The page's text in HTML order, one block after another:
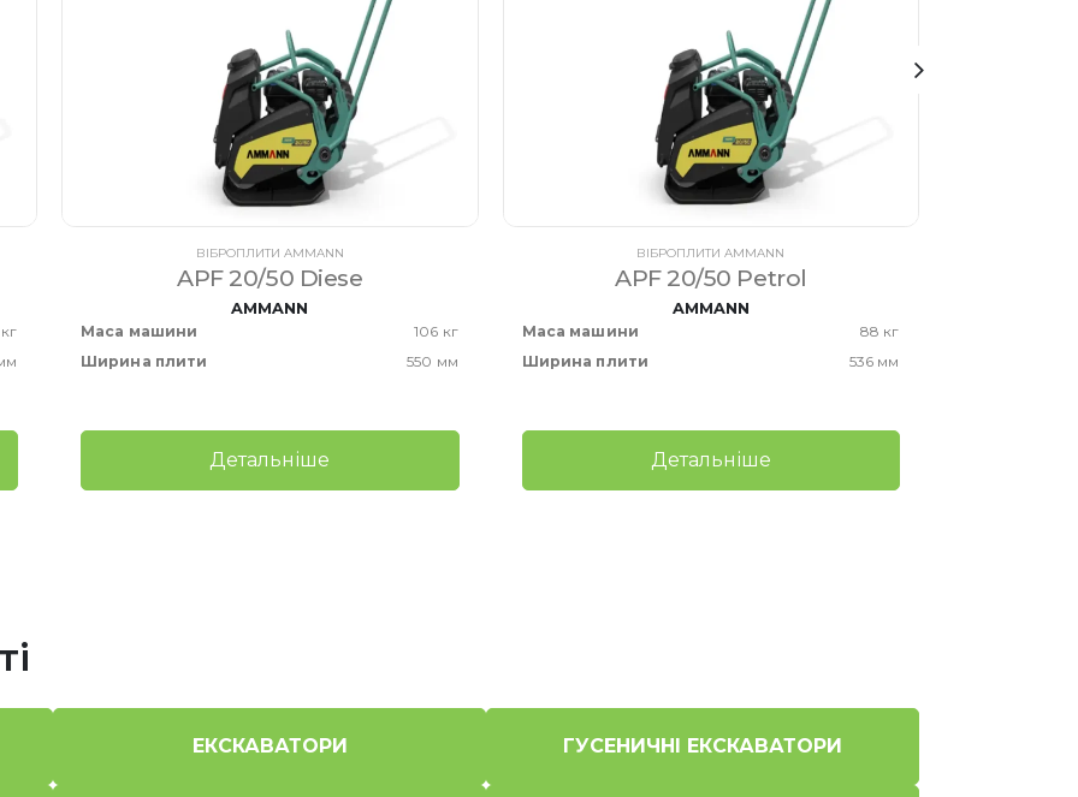
ВІБРОПЛИТИ AMMANN
APF 20/50 Diese
AMMANN
Маса машини
106 кг
Ширина плити
550 мм
Детальніше
ВІБРОПЛИТИ AMMANN
APF 20/50 Petrol
AMMANN
Маса машини
88 кг
Ширина плити
536 мм
Детальніше
ЕКСКАВАТОРИ ГУСЕНИЧНІ ЕКСКАВАТОРИ